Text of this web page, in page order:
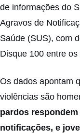
de informações do
Agravos de
Saúde (SUS), com
Disque 100 entre
Os dados apontam
violências são
pardos
notificações, e